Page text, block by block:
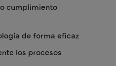
cumplimiento
de forma eficaz
los procesos